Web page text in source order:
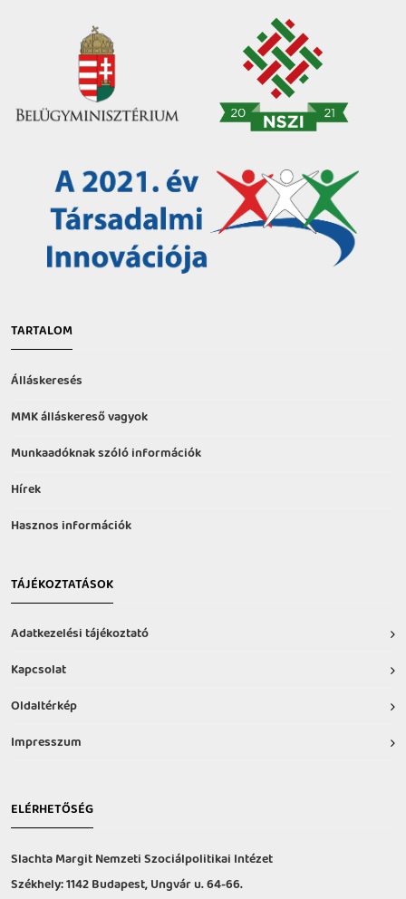
TARTALOM
Álláskeresés
MMK álláskereső vagyok
Munkaadóknak szóló információk
Hírek
Hasznos információk
TÁJÉKOZTATÁSOK
Adatkezelési tájékoztató
Kapcsolat
Oldaltérkép
Impresszum
ELÉRHETŐSÉG
Slachta Margit Nemzeti Szociálpolitikai Intézet
Székhely: 1142 Budapest, Ungvár u. 64-66.